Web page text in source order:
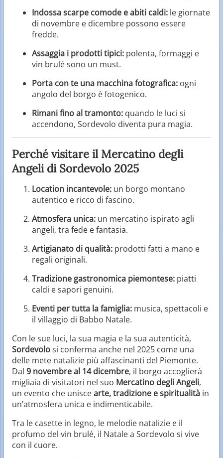
Indossa scarpe comode e abiti caldi: le giornate
di novembre e dicembre possono essere
fredde.
Assaggia i prodotti tipici: polenta, formaggi e
vin brulé sono un must.
Porta con te una macchina fotografica: ogni
angolo del borgo è fotogenico.
Rimani fino al tramonto: quando le luci si
accendono, Sordevolo diventa pura magia.
Perché visitare il Mercatino degli
Angeli di Sordevolo 2025
Location incantevole: un borgo montano
autentico e ricco di fascino.
Atmosfera unica: un mercatino ispirato agli
angeli, tra fede e fantasia.
Artigianato di qualità: prodotti fatti a mano e
regali originali.
Tradizione gastronomica piemontese: piatti
caldi e sapori genuini.
Eventi per tutta la famiglia: musica, spettacoli e
il villaggio di Babbo Natale.
Con le sue luci, la sua magia e la sua autenticità,
Sordevolosi conferma anche nel 2025 come una
delle mete natalizie più affascinanti del Piemonte.
Dal 9 novembre al 14 dicembre, il borgo accoglierà
migliaia di visitatori nel suo Mercatino degli Angeli,
un evento che uniscearte, tradizione e spiritualità in
un’atmosfera unica e indimenticabile.
Tra le casette in legno, le melodie natalizie e il
profumo del vin brulé, il Natale a Sordevolo si vive
con il cuore.